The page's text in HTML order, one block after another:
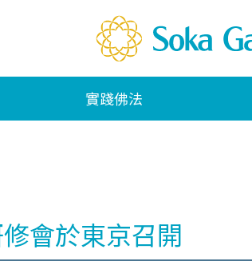
實踐佛法
會於東京召開